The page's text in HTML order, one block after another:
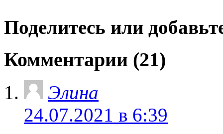
Поделитесь или
Комментарии (21)
Элина
24.07.2021 в 6:39